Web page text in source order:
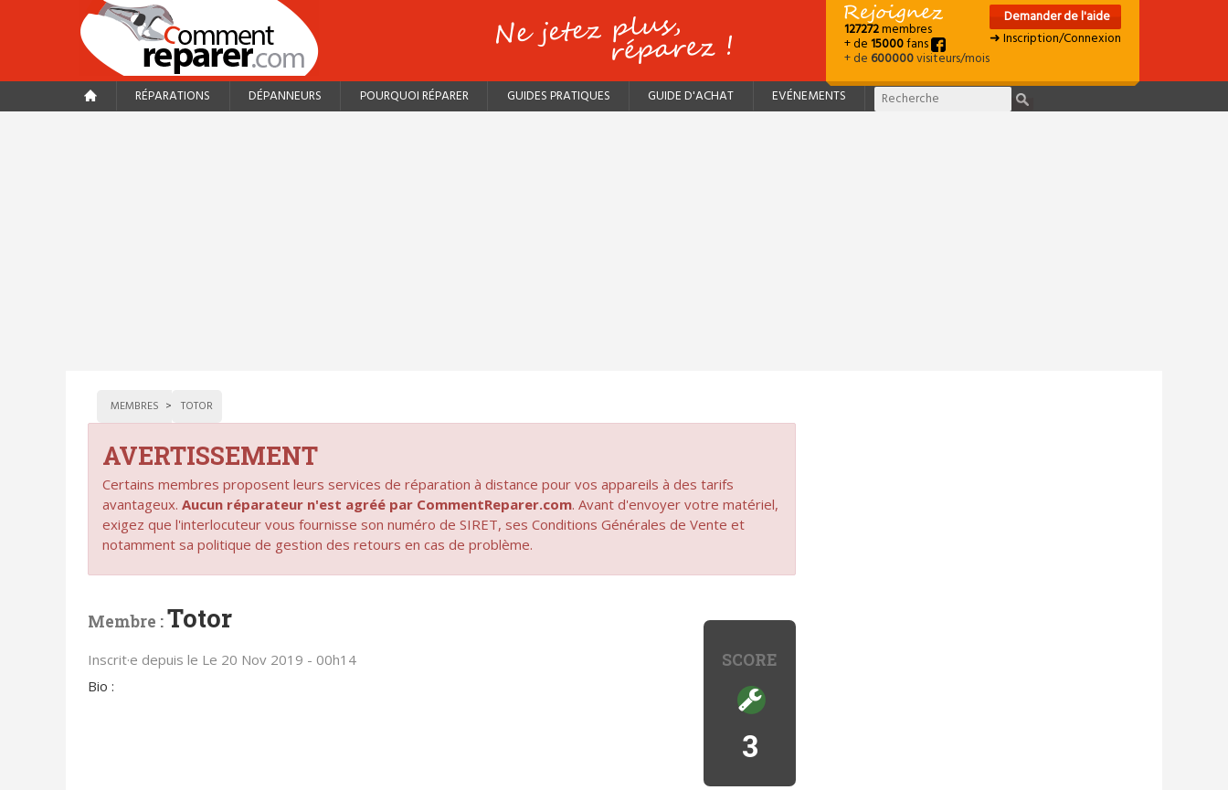
127272membres
+ de15000fans
+ de600000visiteurs/mois
Demander de l'aide
➜ Inscription/Connexion
RÉPARATIONS DÉPANNEURS POURQUOI RÉPARER GUIDES PRATIQUES GUIDE D'ACHAT EVÉNEMENTS
MEMBRES TOTOR
AVERTISSEMENT
Certains membres proposent leurs services de réparation à distance pour vos appareils à des tarifs
avantageux. Aucun réparateur n'est agréé par CommentReparer.com. Avant d'envoyer votre matériel,
exigez que l'interlocuteur vous fournisse son numéro de SIRET, ses Conditions Générales de Vente et
notamment sa politique de gestion des retours en cas de problème.
SCORE
3
Membre :Totor
Inscrit·e depuis le Le 20 Nov 2019 - 00h14
Bio :